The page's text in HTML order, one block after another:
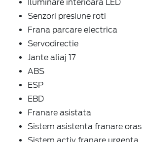
Iluminare interioara LED
Senzori presiune roti
Frana parcare electrica
Servodirectie
Jante aliaj 17
ABS
ESP
EBD
Franare asistata
Sistem asistenta franare oras